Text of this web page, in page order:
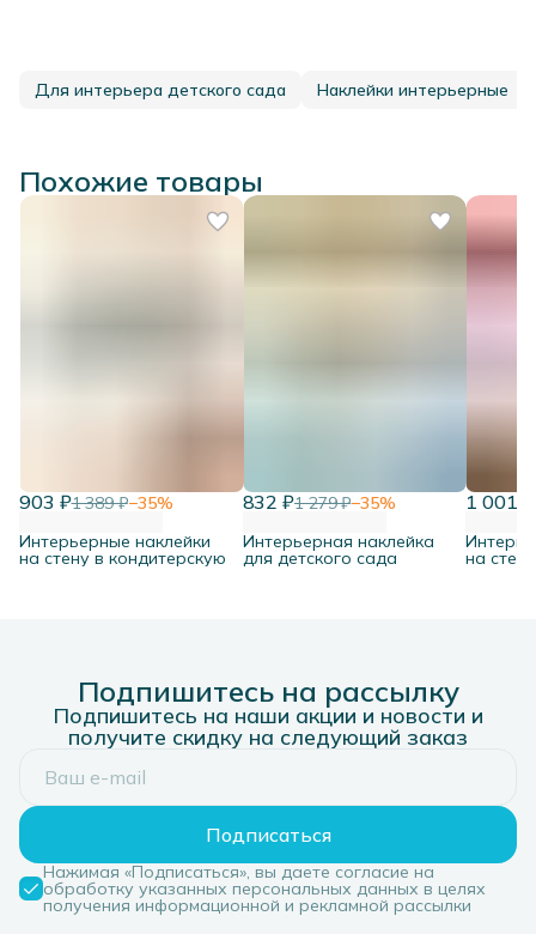
Для интерьера детского сада Наклейки интерьерные
Похожие товары
903 ₽1 389 ₽−35%
Интерьерные наклейки
на стену в кондитерскую
832 ₽1 279 ₽−35%
Интерьерная наклейка
для детского сада
1 001 ₽
на
Подпишитесь на рассылку
Подпишитесь на наши акции и новости и
получите скидку на следующий заказ
Подписаться
Нажимая «Подписаться», вы даете согласие на
обработку указанных персональных данных в целях
получения информационной и рекламной рассылки